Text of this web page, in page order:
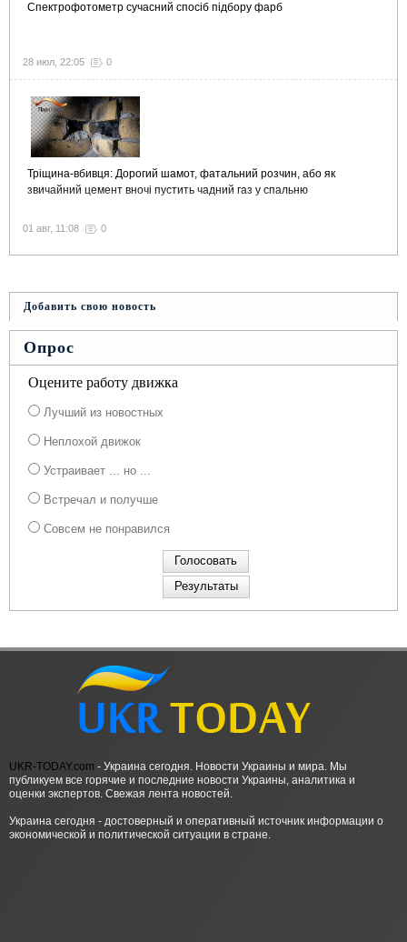
Спектрофотометр сучасний спосіб підбору фарб
28 июл, 22:05 0
Тріщина-вбивця: Дорогий шамот, фатальний розчин, або як
звичайний цемент вночі пустить чадний газ у спальню
01 авг, 11:08 0
Добавить свою новость
Опрос
Оцените работу движка
Лучший из новостных
Неплохой движок
Устраивает ... но ...
Встречал и получше
Совсем не понравился
UKR-TODAY.com - Украина сегодня. Новости Украины и мира. Мы
публикуем все горячие и последние новости Украины, аналитика и
оценки экспертов. Свежая лента новостей.
Украина сегодня - достоверный и оперативный источник информации о
экономической и политической ситуации в стране.